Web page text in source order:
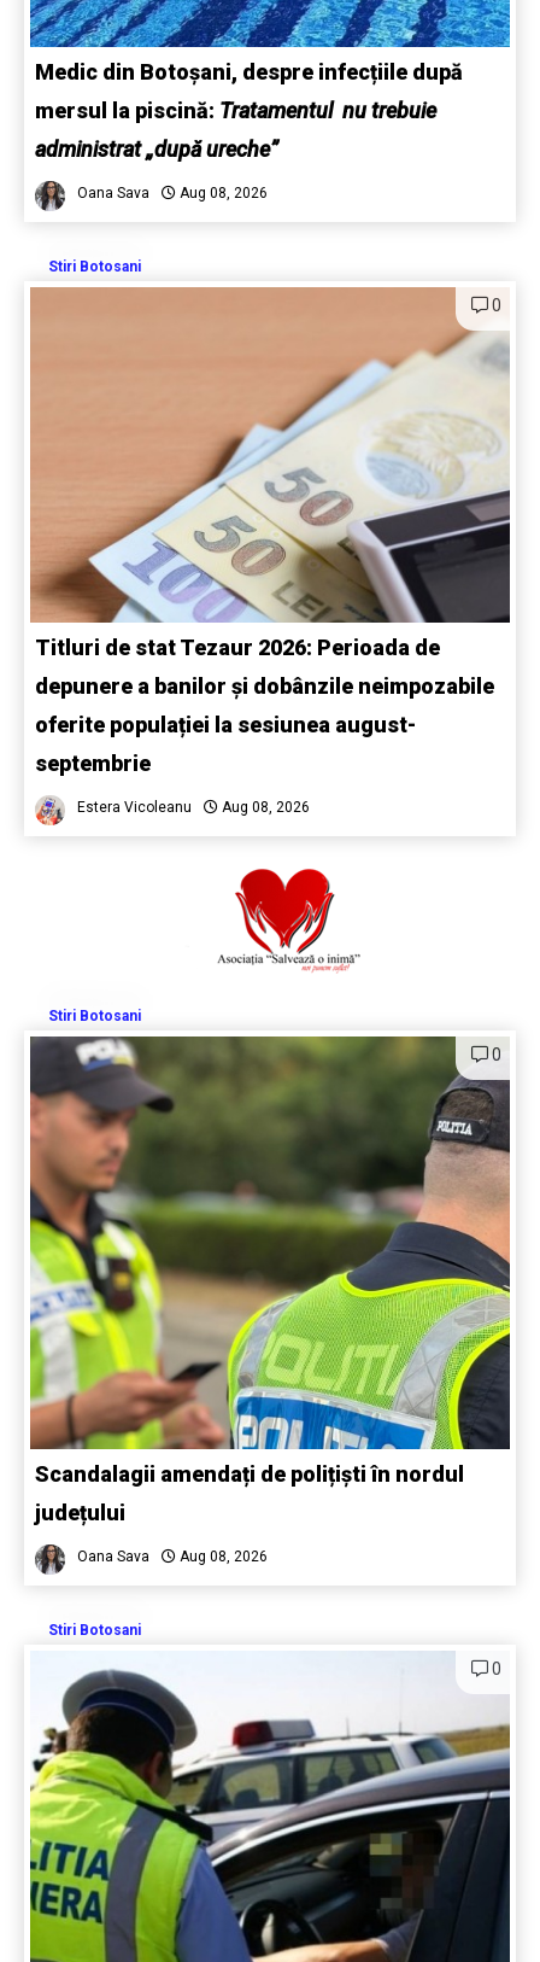
Medic din Botoșani, despre infecțiile după
mersul la piscină: Tratamentul nu trebuie
administrat „după ureche”
Oana Sava Aug 08, 2026
Stiri Botosani
0
Titluri de stat Tezaur 2026: Perioada de
depunere a banilor și dobânzile neimpozabile
oferite populației la sesiunea august-
septembrie
Estera Vicoleanu Aug 08, 2026
Stiri Botosani
0
Scandalagii amendați de polițiști în nordul
județului
Oana Sava Aug 08, 2026
Stiri Botosani
0